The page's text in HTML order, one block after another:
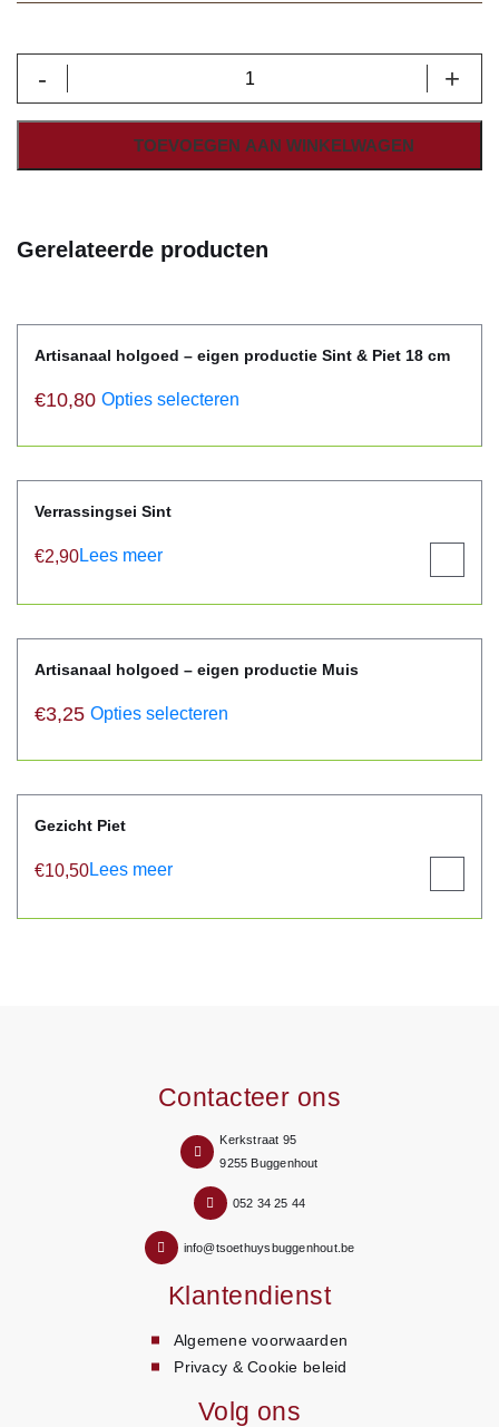
-
Voetballer
aantal
+
TOEVOEGEN AAN WINKELWAGEN
Gerelateerde producten
Artisanaal holgoed – eigen productie Sint & Piet 18 cm
€10,80 Opties selecteren
Verrassingsei Sint
€2,90
product
Lees meer
Artisanaal holgoed – eigen productie Muis
€3,25 Opties selecteren
Gezicht Piet
€10,50
product
Lees meer
Contacteer ons
Kerkstraat 95
9255 Buggenhout
052 34 25 44
info@tsoethuysbuggenhout.be
Klantendienst
Algemene voorwaarden
Privacy & Cookie beleid
Volg ons